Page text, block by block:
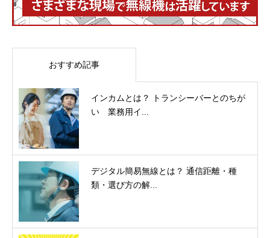
おすすめ記事
インカムとは？ トランシーバーとのちが
い 業務用イ...
デジタル簡易無線とは？ 通信距離・種
類・選び方の解...